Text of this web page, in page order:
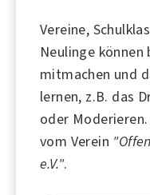
Vereine,
Neulinge können
mitmachen und
lernen, z.B. das
oder Moderieren.
vom Verein
e.V.".